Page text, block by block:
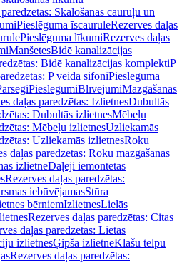
Skalošanas cauruļu un
Pieslēguma īscauruleRezerves daļas
Pieslēguma līkumiRezerves daļas
ManšetesBidē kanalizācijas
Bidē kanalizācijas komplektiP
P veida sifoniPieslēguma
PieslēgumiBlīvējumiMazgāšanas
daļas paredzētas: IzlietnesDubultās
Dubultās izlietnesMēbeļu
Mēbeļu izlietnesUzliekamās
Uzliekamās izlietnesRoku
daļas paredzētas: Roku mazgāšanas
izlietneDaļēji iemontētās
Rezerves daļas paredzētas:
iebūvējamasStūra
bērniemIzlietnesLielās
Rezerves daļas paredzētas: Citas
daļas paredzētas: Lietās
izlietnesĢipša izlietneKlašu telpu
Rezerves daļas paredzētas: